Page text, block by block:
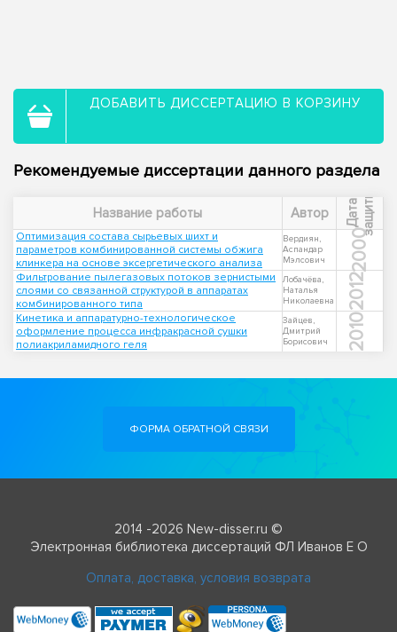
ДОБАВИТЬ ДИССЕРТАЦИЮ В КОРЗИНУ
Рекомендуемые диссертации данного раздела
Название работы Автор Д
а
т
а
з
а
щ
и
т ы
Оптимизация состава сырьевых шихт и
параметров комбинированной системы обжига
клинкера на основе эксергетического анализа
Вердиян,
Аспандар
Мэлсович
2000
Фильтрование пылегазовых потоков зернистыми
слоями со связанной структурой в аппаратах
комбинированного типа
Лобачёва,
Наталья
Николаевна
2012
Кинетика и аппаратурно-технологическое
оформление процесса инфракрасной сушки
полиакриламидного геля
Зайцев,
Дмитрий
Борисович
2010
ФОРМА ОБРАТНОЙ СВЯЗИ
2014 -2026 New-disser.ru ©
Электронная библиотека диссертаций ФЛ Иванов Е О
Оплата, доставка, условия возврата